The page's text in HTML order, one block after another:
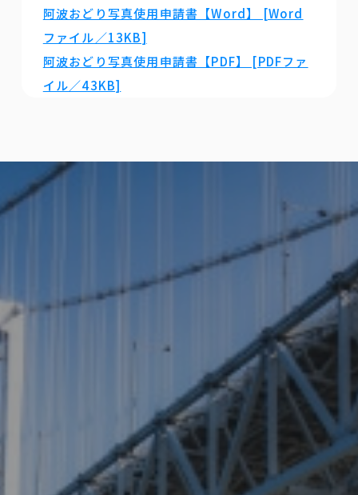
阿波おどり写真使用申請書【Word】 [Word
ファイル／13KB]
阿波おどり写真使用申請書【PDF】 [PDFファ
イル／43KB]